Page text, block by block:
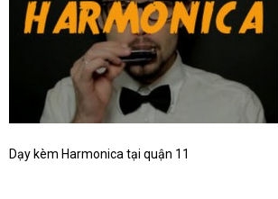
Dạy kèm Harmonica tại quận 11